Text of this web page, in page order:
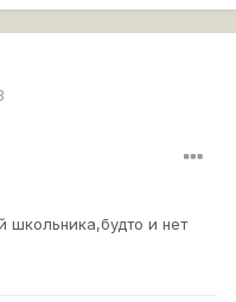
школьника,будто и нет